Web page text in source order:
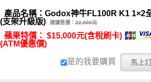
產品名稱：Godox神牛FL100R K1 1×2
(支架升級版)
建議售價： 22,000元
蘋果特價： $15,000元(含稅刷卡)
(ATM優惠價)
是的我要購買